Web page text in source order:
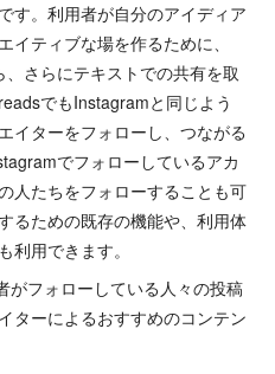
す。利用者が自分のアイディア
ティブな場を作るために、
さらにテキストでの共有を取
でもInstagramと同じよう
イターをフォローし、つながる
でフォローしているアカ
人たちをフォローすることも可
るための既存の機能や、利用体
利用できます。
がフォローしている人々の投稿
ターによるおすすめのコンテン